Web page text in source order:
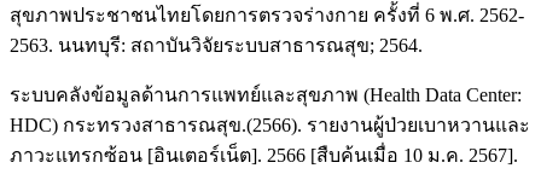
สุขภาพประชาชนไทยโดยการตรวจร่างกาย ครั้งที่ 6 พ.ศ. 2562-
2563. นนทบุรี: สถาบันวิจัยระบบสาธารณสุข; 2564.
ระบบคลังข้อมูลด้านการแพทย์และสุขภาพ (Health Data Center:
HDC) กระทรวงสาธารณสุข.(2566). รายงานผู้ป่วยเบาหวานและ
ภาวะแทรกซ้อน [อินเตอร์เน็ต]. 2566 [สืบค้นเมื่อ 10 ม.ค. 2567].